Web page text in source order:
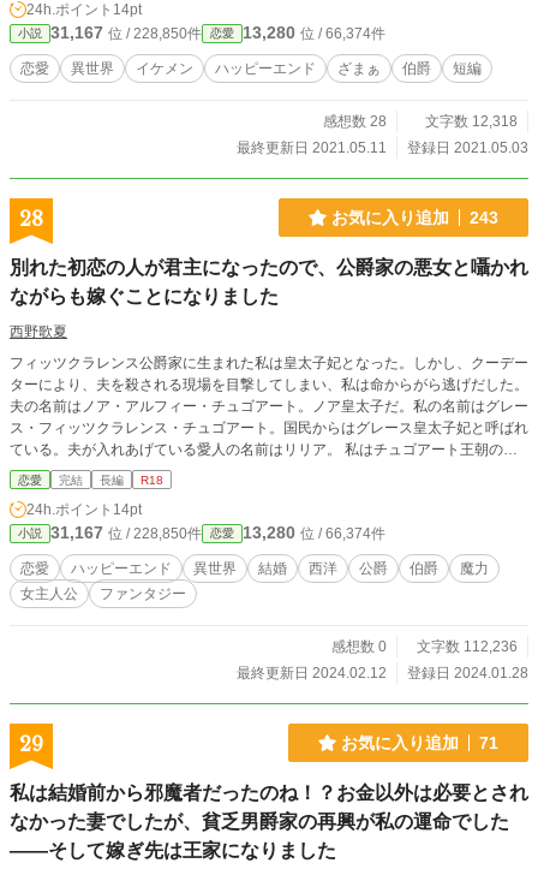
24h.ポイント 14pt
小説 31,167 位 / 228,850件 恋愛 13,280 位 / 66,374件
恋愛 異世界 イケメン ハッピーエンド ざまぁ 伯爵 短編
感想数 28
文字数 12,318
最終更新日 2021.05.11
登録日 2021.05.03
28 お気に入り追加 243
別れた初恋の人が君主になったので、公爵家の悪女と囁かれ
ながらも嫁ぐことになりました
西野歌夏
フィッツクラレンス公爵家に生まれた私は皇太子妃となった。しかし、クーデー
ターにより、夫を殺される現場を目撃してしまい、私は命からがら逃げだした。
夫の名前はノア・アルフィー・チュゴアート。ノア皇太子だ。私の名前はグレー
ス・フィッツクラレンス・チュゴアート。国民からはグレース皇太子妃と呼ばれ
ている。夫が入れあげている愛人の名前はリリア。 私はチュゴアート王朝の一
門である、フィッツクラレンス公爵家の長女だった。私は王家に嫁いでグレース
皇太子妃になったが、実は皇太子妃になる前に秘密の恋人がいた。大金持ちのバ
ウズザック伯爵家の後継と秘密の恋をしていた。 二十歳も上の皇太子は、自分
の前に私に恋人がいたことを知った上で私を皇太子妃に迎えた。自分の前に私を
愛した人物から奪うためだけに。ジョシュアから私を奪うため、ただそれだけの
ために、ノア皇太子は私と結婚した。 リジーフォード宮殿の皇太子妃は、政敵
ジョシュアから奪うためだけに迎えられた花嫁。国王も王妃も国民も知らない真
初めてではなかった。しかし、そこがノア皇太子が狂ったように熱烈に私を花嫁
に望んだ理由だった。美貌とカリスマ性を備えた政敵ジョシュアが私を手に入れ
恋愛 完結 長編 R18
24h.ポイント 14pt
小説 31,167 位 / 228,850件 恋愛 13,280 位 / 66,374件
恋愛 ハッピーエンド 異世界 結婚 西洋 公爵 伯爵
魔力
女主人公
ファンタジー
感想数 0
文字数 112,236
最終更新日 2024.02.12
登録日 2024.01.28
29 お気に入り追加 71
私は結婚前から邪魔者だったのね！？お金以外は必要とされ
なかった妻でしたが、貧乏男爵家の再興が私の運命でした
——そして嫁ぎ先は王家になりました